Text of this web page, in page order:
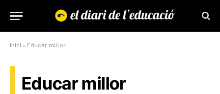
Inici » Educar millor
Educar millor